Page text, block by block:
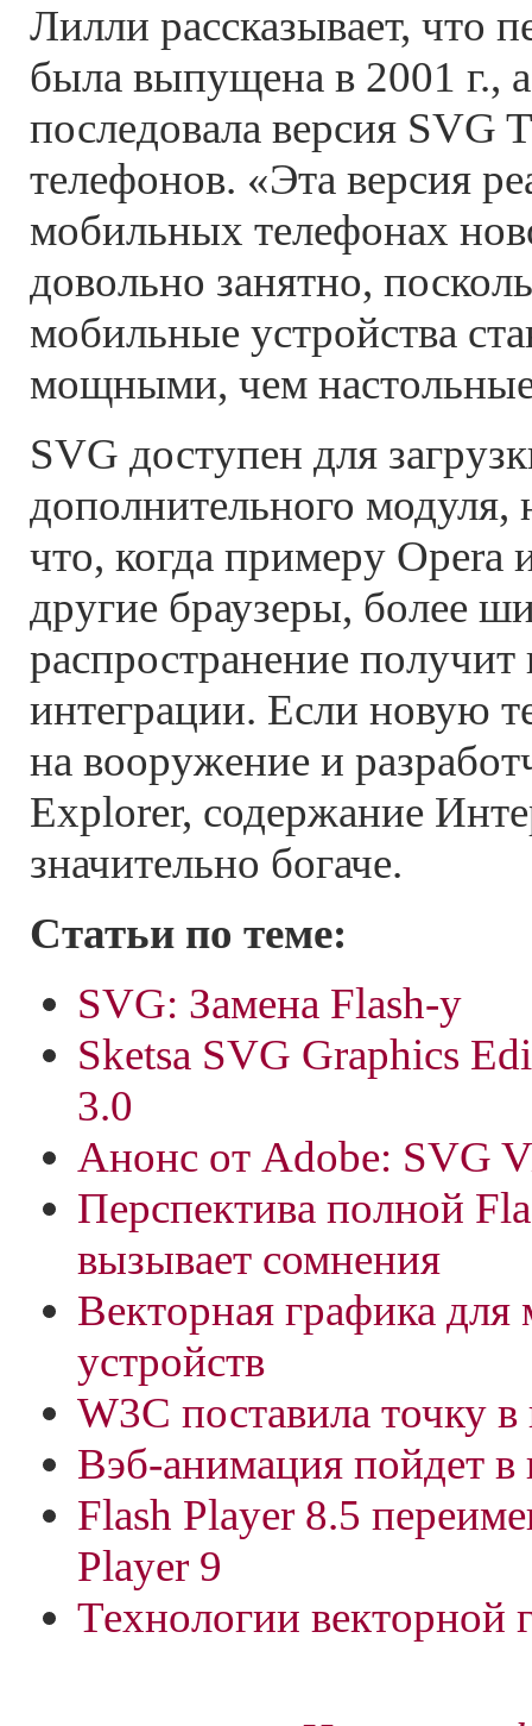
Лилли рассказывает, что
была выпущена в 2001 г.,
последовала версия SVG
телефонов. «Эта версия
мобильных телефонах
довольно занятно,
мобильные устройства
мощными, чем
SVG доступен для
дополнительного модуля,
что, когда примеру
другие браузеры, более
распространение
интеграции. Если новую
на вооружение и
Explorer, содержание
значительно богаче.
Статьи по теме:
SVG: Замена Flash-у
Sketsa SVG Graphics
3.0
Анонс от Adobe: SVG
Перспектива полной
вызывает сомнения
Векторная графика
устройств
W3C поставила точку
Вэб-анимация пойдет в
Flash Player 8.5
Player 9
Технологии векторной